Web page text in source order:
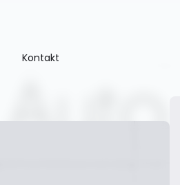
Kontakt